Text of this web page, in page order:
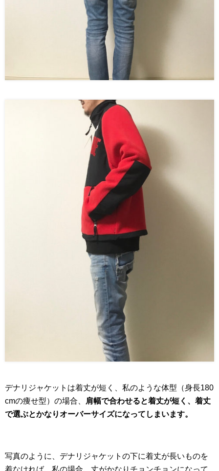
デナリジャケットは着丈が短く、私のような体型（身長180
cmの痩せ型）の場合、
肩幅で合わせると着丈が短く、着丈
で選ぶとかなりオーバーサイズになってしまいます。
写真のように、デナリジャケットの下に着丈が長いものを
着なければ、私の場合、丈がかなりチョンチョンになって